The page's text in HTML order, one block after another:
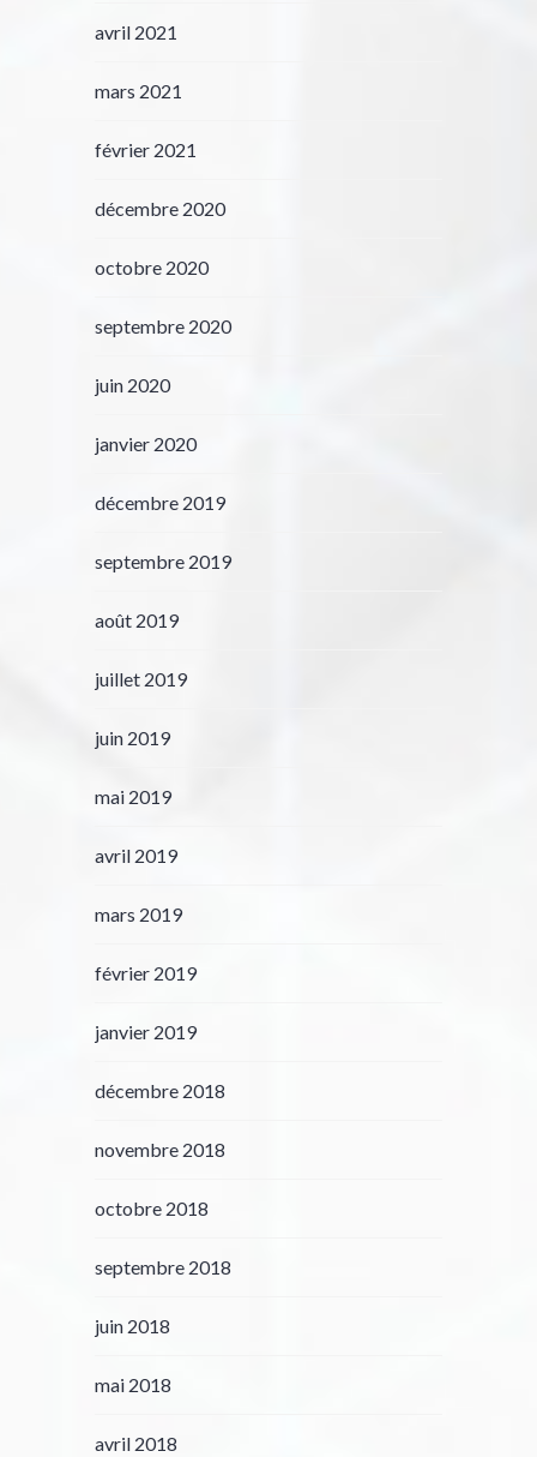
avril 2021
mars 2021
février 2021
décembre 2020
octobre 2020
septembre 2020
juin 2020
janvier 2020
décembre 2019
septembre 2019
août 2019
juillet 2019
juin 2019
mai 2019
avril 2019
mars 2019
février 2019
janvier 2019
décembre 2018
novembre 2018
octobre 2018
septembre 2018
juin 2018
mai 2018
avril 2018